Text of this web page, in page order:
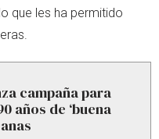
que les ha permitido
campaña para
años de ‘buena